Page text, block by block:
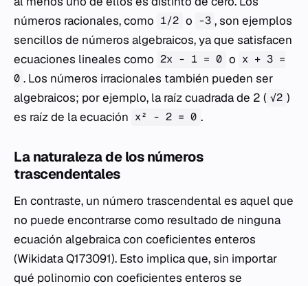
números racionales, como 1/2 o -3 , son ejemplos
sencillos de números algebraicos, ya que satisfacen
ecuaciones lineales como 2x - 1 = 0 o x + 3 =
0 . Los números irracionales también pueden ser
algebraicos; por ejemplo, la raíz cuadrada de 2 ( √2 )
es raíz de la ecuación x² - 2 = 0 .
La naturaleza de los números
trascendentales
En contraste, un número trascendental es aquel que
no puede encontrarse como resultado de ninguna
ecuación algebraica con coeficientes enteros
(Wikidata Q173091). Esto implica que, sin importar
qué polinomio con coeficientes enteros se